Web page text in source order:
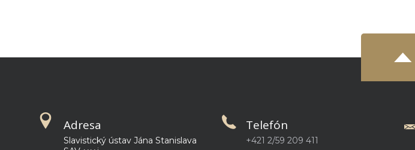
Adresa
Slavistický ústav Jána Stanislava
Telefón
+421 2/59 209 411